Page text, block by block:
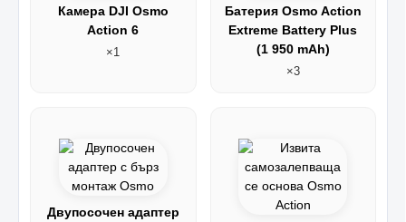
Камера DJI Osmo
Action 6
×1
Батерия Osmo Action
Extreme Battery Plus
(1 950 mAh)
×3
Двупосочен адаптер